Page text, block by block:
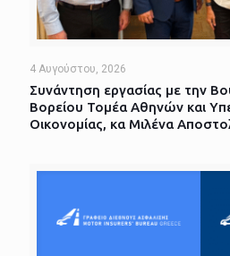
4 Αυγούστου, 2026
Συνάντηση εργασίας με την
Βορείου Τομέα Αθηνών και
Οικονομίας, κα Μιλένα